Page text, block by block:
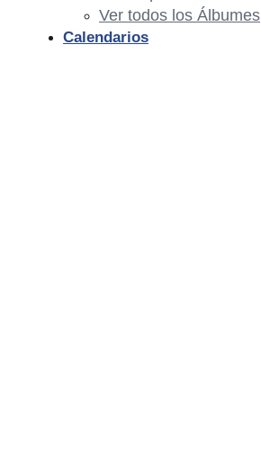
Ver todos los Álbumes
Calendarios